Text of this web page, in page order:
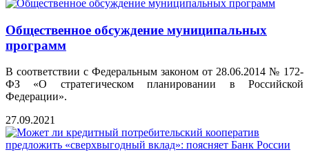
Общественное обсуждение муниципальных
программ
В соответствии с Федеральным законом от 28.06.2014 № 172-
ФЗ «О стратегическом планировании в Российской
Федерации».
27.09.2021